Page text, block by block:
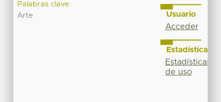
Palabras clave
Arte
Usuario
Acceder
Estadísticas
Estadísticas
de uso